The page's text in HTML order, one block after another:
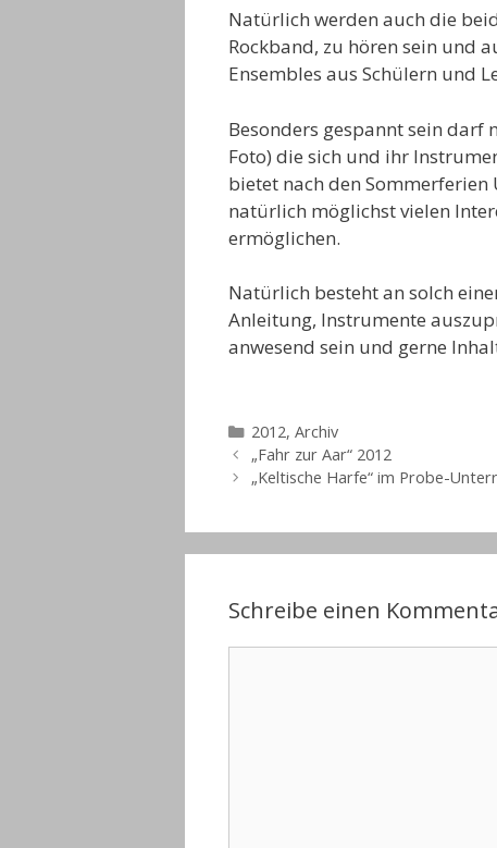
Natürlich werden auch die
Rockband, zu hören sein und
Ensembles aus Schülern und
Besonders gespannt sein
Foto) die sich und ihr
bietet nach den Sommerferien
natürlich möglichst vielen
ermöglichen.
Natürlich besteht an solch
Anleitung, Instrumente
anwesend sein und gerne
Kategorien
2012,Archiv
„Fahr zur Aar“ 2012
„Keltische Harfe“ im Probe-
Schreibe einen